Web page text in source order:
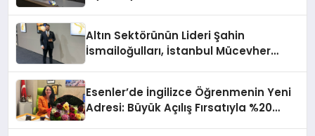
Altın Sektörünün Lideri Şahin
İsmailoğulları, İstanbul Mücevher
Esenler’de İngilizce Öğrenmenin Yeni
Adresi: Büyük Açılış Fırsatıyla %20